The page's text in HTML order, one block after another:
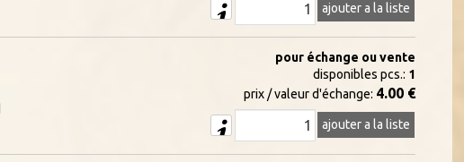
ajouter a la liste
pour échange ou vente
disponibles pcs.: 1
prix / valeur d'échange: 4.00 €
ajouter a la liste